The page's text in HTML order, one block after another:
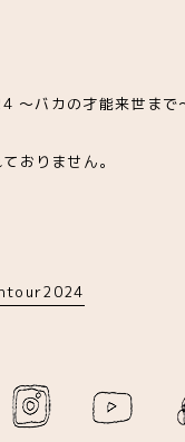
～バカの才能来世ま
おりません。